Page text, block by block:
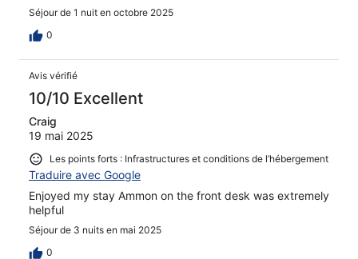
Séjour de 1 nuit en octobre 2025
0
Avis vérifié
10/10 Excellent
Craig
19 mai 2025
Les points forts : Infrastructures et conditions de l’hébergement
Traduire avec Google
Enjoyed my stay Ammon on the front desk was extremely
helpful
Séjour de 3 nuits en mai 2025
0